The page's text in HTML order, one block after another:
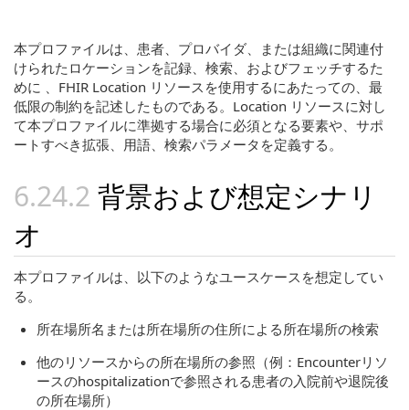
本プロファイルは、患者、プロバイダ、または組織に関連付
けられたロケーションを記録、検索、およびフェッチするた
めに 、FHIR Location リソースを使用するにあたっての、最
低限の制約を記述したものである。Location リソースに対し
て本プロファイルに準拠する場合に必須となる要素や、サポ
ートすべき拡張、用語、検索パラメータを定義する。
背景および想定シナリ
オ
本プロファイルは、以下のようなユースケースを想定してい
る。
所在場所名または所在場所の住所による所在場所の検索
他のリソースからの所在場所の参照（例：Encounterリソ
ースのhospitalizationで参照される患者の入院前や退院後
の所在場所）